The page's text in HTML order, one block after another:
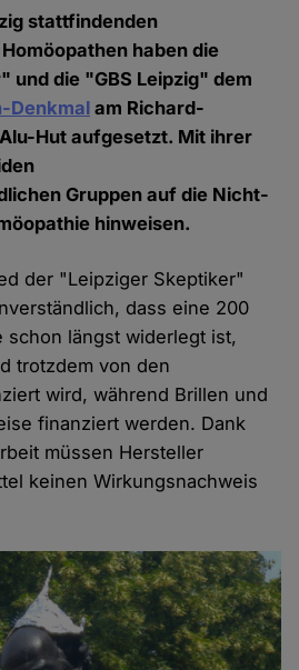
stattfindenden
haben die
und die "GBS Leipzig" dem
Denkmalam Richard-
Hut aufgesetzt. Mit ihrer
Gruppen auf die Nicht-
hinweisen.
der "Leipziger Skeptiker"
dass eine 200
schon längst widerlegt ist,
trotzdem von den
wird, während Brillen und
finanziert werden. Dank
müssen Hersteller
keinen Wirkungsnachweis